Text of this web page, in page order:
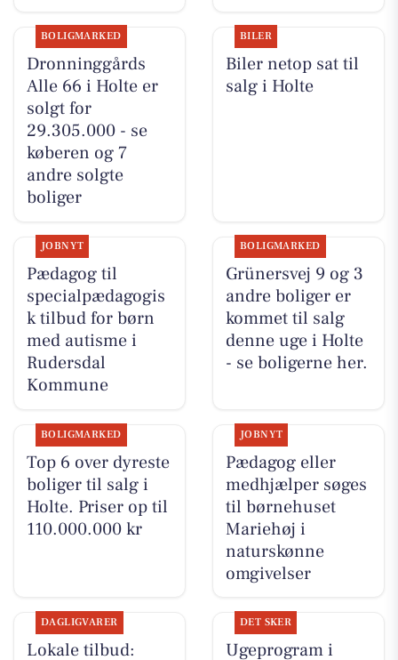
BOLIGMARKED
Dronninggårds
Alle 66 i Holte er
solgt for
29.305.000 - se
køberen og 7
andre solgte
boliger
BILER
Biler netop sat til
salg i Holte
JOBNYT
Pædagog til
specialpædagogis
k tilbud for børn
med autisme i
Rudersdal
Kommune
BOLIGMARKED
Grünersvej 9 og 3
andre boliger er
kommet til salg
denne uge i Holte
- se boligerne her.
BOLIGMARKED
Top 6 over dyreste
boliger til salg i
Holte. Priser op til
110.000.000 kr
JOBNYT
Pædagog eller
medhjælper søges
til børnehuset
Mariehøj i
naturskønne
omgivelser
DAGLIGVARER
Lokale tilbud:
DET SKER
Ugeprogram i